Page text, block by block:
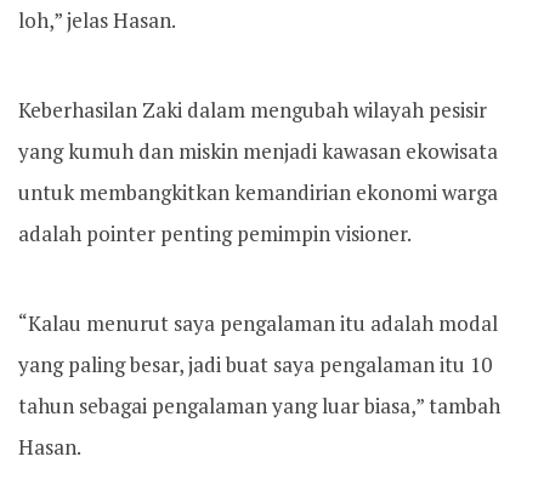
loh,” jelas Hasan.
Keberhasilan Zaki dalam mengubah wilayah pesisir
yang kumuh dan miskin menjadi kawasan ekowisata
untuk membangkitkan kemandirian ekonomi warga
adalah pointer penting pemimpin visioner.
“Kalau menurut saya pengalaman itu adalah modal
yang paling besar, jadi buat saya pengalaman itu 10
tahun sebagai pengalaman yang luar biasa,” tambah
Hasan.